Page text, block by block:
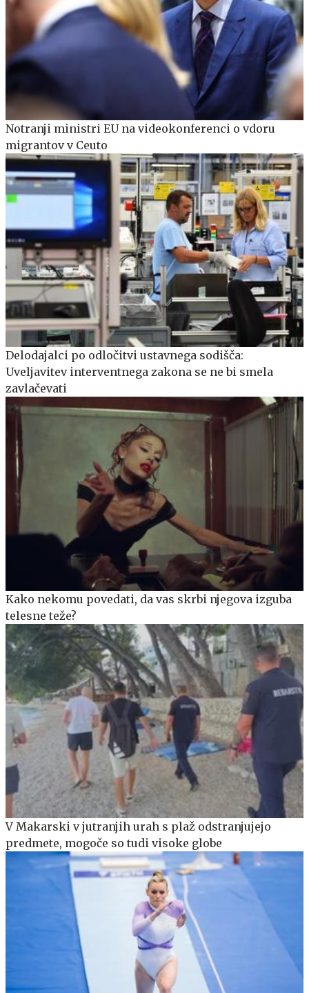
Notranji ministri EU na videokonferenci o vdoru
migrantov v Ceuto
Delodajalci po odločitvi ustavnega sodišča:
Uveljavitev interventnega zakona se ne bi smela
zavlačevati
Kako nekomu povedati, da vas skrbi njegova izguba
telesne teže?
V Makarski v jutranjih urah s plaž odstranjujejo
predmete, mogoče so tudi visoke globe